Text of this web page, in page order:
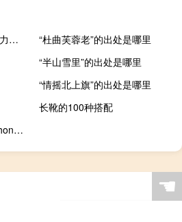
四川巴中可提供康佳电压力锅维修服务地址在哪
“杜曲芙蓉老”的出处是哪里
“半山雪里”的出处是哪里
“情摇北上旗”的出处是哪里
长靴的100种搭配
新手机充电的正确方法iphone（新手机充电的正确方法）
☚